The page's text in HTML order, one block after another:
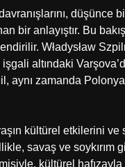
bir anlayıştır. Bu
Władysław
altındaki
zamanda
kültürel etkilerini
savaş ve
kültürel